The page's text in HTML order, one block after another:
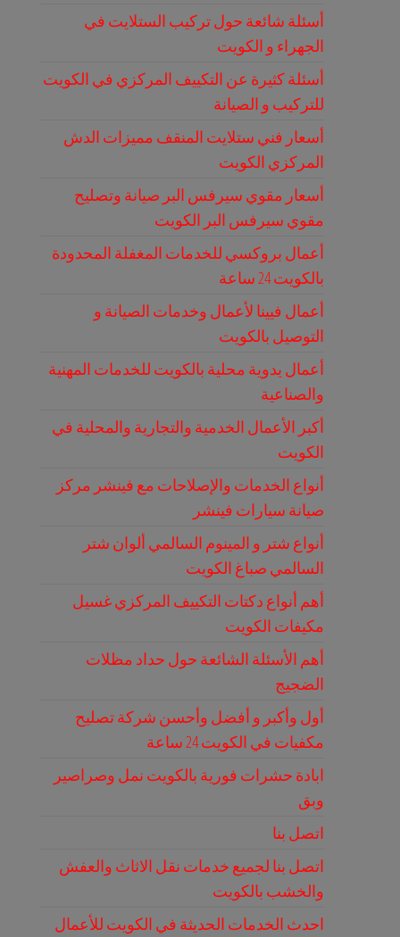
أسئلة شائعة حول تركيب الستلايت في
الجهراء و الكويت
أسئلة كثيرة عن التكييف المركزي في الكويت
للتركيب و الصيانة
أسعار فني ستلايت المنقف مميزات الدش
المركزي الكويت
أسعار مقوي سيرفس البر صيانة وتصليح
مقوي سيرفس البر الكويت
أعمال بروكسي للخدمات المغفلة المحدودة
بالكويت 24 ساعة
أعمال فيينا لأعمال وخدمات الصيانة و
التوصيل بالكويت
أعمال يدوية محلية بالكويت للخدمات المهنية
والصناعية
أكبر الأعمال الخدمية والتجارية والمحلية في
الكويت
أنواع الخدمات والإصلاحات مع فينشر مركز
صيانة سيارات فينشر
أنواع شتر و المينوم السالمي ألوان شتر
السالمي صباغ الكويت
أهم أنواع دكتات التكييف المركزي غسيل
مكيفات الكويت
أهم الأسئلة الشائعة حول حداد مظلات
الضجيج
أول وأكبر و أفضل وأحسن شركة تصليح
مكفيات في الكويت 24 ساعة
ابادة حشرات فورية بالكويت نمل وصراصير
وبق
اتصل بنا
اتصل بنا لجميع خدمات نقل الاثاث والعفش
والخشب بالكويت
احدث الخدمات الحديثة في الكويت للأعمال